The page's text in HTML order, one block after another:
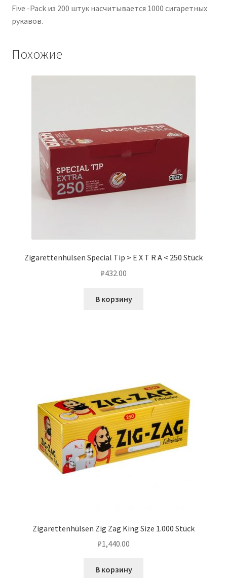
Five -Pack из 200 штук насчитывается 1000 сигаретных
рукавов.
Похожие
Zigarettenhülsen Special Tip > E X T R A < 250 Stück
₽432.00
В корзину
Zigarettenhülsen Zig Zag King Size 1.000 Stück
₽1,440.00
В корзину